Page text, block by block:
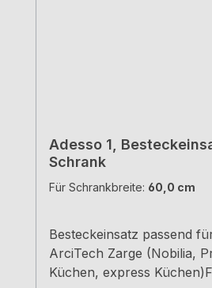
Adesso 1,
Schrank
Für Schrankbreite: 60,0 cm
Besteckeinsatz passend
ArciTech Zarge (Nobilia,
Küchen, express